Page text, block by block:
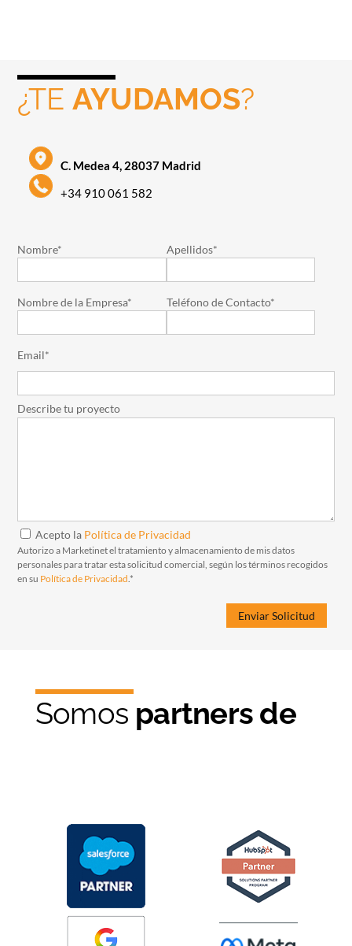
¿TEAYUDAMOS?
C. Medea 4, 28037 Madrid
+34 910 061 582
Nombre* Apellidos*
Nombre de la Empresa* Teléfono de Contacto*
Email*
Describe tu proyecto
Acepto la Política de Privacidad
Autorizo a Marketinet el tratamiento y almacenamiento de mis datos
personales para tratar esta solicitud comercial, según los términos recogidos
en su Política de Privacidad.*
Somos partners de